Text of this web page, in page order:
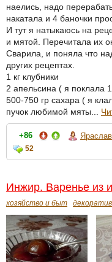
наелись, надо
накатала и 4 баночки
И тут я натыкаюсь на
и мятой. Перечитала их
Сварила, и поняла что
других рецептах.
1 кг клубники
2 апельсина ( я поклала
500-750 гр сахара ( я
пучок любимой мяты...
+86
52
Инжир. Варенье из
хозяйство и быт